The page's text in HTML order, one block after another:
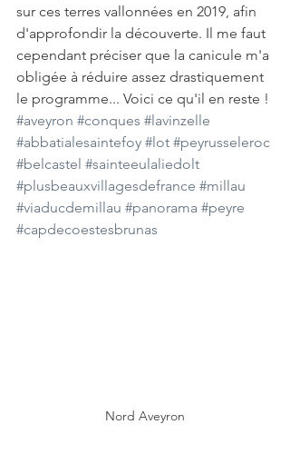
sur ces terres vallonnées en 2019, afin
d'approfondir la découverte. Il me faut
cependant préciser que la canicule m'a
obligée à réduire assez drastiquement
le programme... Voici ce qu'il en reste !
#aveyron #conques #lavinzelle
#abbatialesaintefoy #lot #peyrusseleroc
#belcastel #sainteeulaliedolt
#plusbeauxvillagesdefrance #millau
#viaducdemillau #panorama #peyre
#capdecoestesbrunas
Nord Aveyron